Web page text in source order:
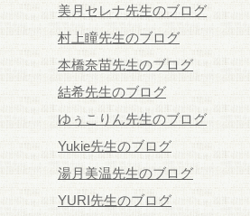
美月セレナ先生のブログ
村上瞳先生のブログ
本橋奈苗先生のブログ
結希先生のブログ
ゆぅこりん先生のブログ
Yukie先生のブログ
湯月美温先生のブログ
YURI先生のブログ